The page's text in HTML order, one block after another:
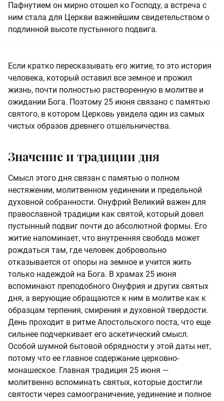
Пафнутием он мирно отошел ко Господу, а встреча с
ним стала для Церкви важнейшим свидетельством о
подлинной высоте пустынного подвига.
Если кратко пересказывать его житие, то это история
человека, который оставил все земное и прожил
жизнь, почти полностью растворенную в молитве и
ожидании Бога. Поэтому 25 июня связано с памятью
святого, в котором Церковь увидела один из самых
чистых образов древнего отшельничества.
Значение и традиции дня
Смысл этого дня связан с памятью о полном
нестяжении, молитвенном уединении и предельной
духовной собранности. Онуфрий Великий важен для
православной традиции как святой, который довел
пустынный подвиг почти до абсолютной формы. Его
житие напоминает, что внутренняя свобода может
рождаться там, где человек добровольно
отказывается от опоры на земное и учится жить
только надеждой на Бога. В храмах 25 июня
вспоминают преподобного Онуфрия и других святых
дня, а верующие обращаются к ним в молитве как к
образцам терпения, смирения и духовной твердости.
День проходит в ритме Апостольского поста, что еще
сильнее подчеркивает его аскетический смысл.
Особой шумной бытовой обрядности у этой даты нет,
потому что ее главное содержание церковно-
монашеское. Главная традиция 25 июня —
молитвенно вспоминать святых, которые достигли
святости через самоограничение, уединение и полное